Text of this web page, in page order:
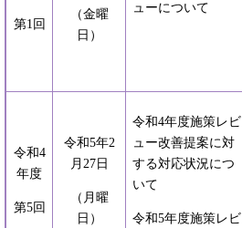
第1回
（金曜
日）
ューについて
令和4
年度
第5回
令和5年2
月27日
（月曜
日）
令和4年度施策レビ
ュー改善提案に対
する対応状況につ
いて
令和5年度施策レビ